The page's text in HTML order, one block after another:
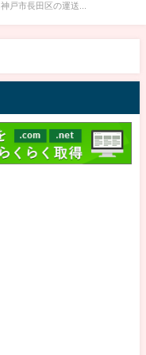
戸市長田区の運送...